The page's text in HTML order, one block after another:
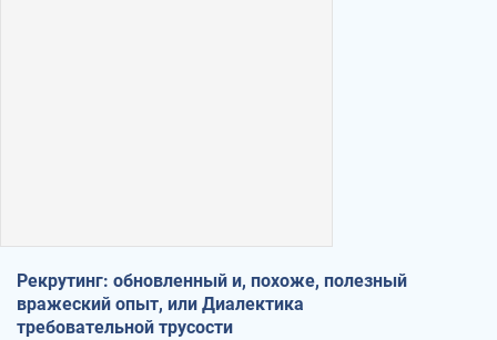
Рекрутинг: обновленный и, похоже, полезный
вражеский опыт, или Диалектика
требовательной трусости